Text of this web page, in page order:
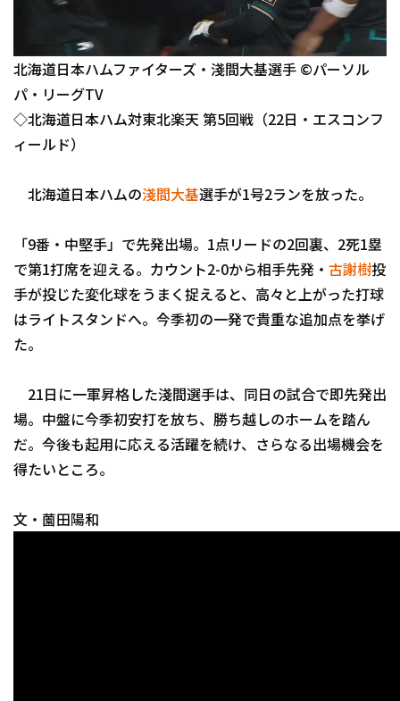
ファーム東地区
ファーム中地区
ファーム西地区
選手名鑑
選手名鑑トップ
北海道日本ハムファイターズ
埼玉西武ライオンズ
千葉ロッテマリーンズ
オリックス・バファローズ
福岡ソフトバンクホークス
ニュース
設定
北海道日本ハムファイターズ・淺間大基選手 ©パーソル
パ・リーグTV
◇北海道日本ハム対東北楽天 第5回戦（22日・エスコンフ
ィールド）
北海道日本ハムの淺間大基選手が1号2ランを放った。
「9番・中堅手」で先発出場。1点リードの2回裏、2死1塁
で第1打席を迎える。カウント2-0から相手先発・ 古謝樹投
手が投じた変化球をうまく捉えると、高々と上がった打球
はライトスタンドへ。今季初の一発で貴重な追加点を挙げ
た。
21日に一軍昇格した淺間選手は、同日の試合で即先発出
場。中盤に今季初安打を放ち、勝ち越しのホームを踏ん
だ。今後も起用に応える活躍を続け、さらなる出場機会を
得たいところ。
文・薗田陽和